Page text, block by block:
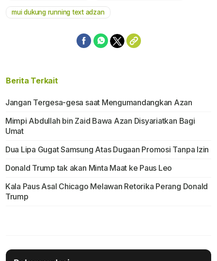
mui dukung running text adzan
Berita Terkait
Jangan Tergesa-gesa saat Mengumandangkan Azan
Mimpi Abdullah bin Zaid Bawa Azan Disyariatkan Bagi
Umat
Dua Lipa Gugat Samsung Atas Dugaan Promosi Tanpa Izin
Donald Trump tak akan Minta Maat ke Paus Leo
Kala Paus Asal Chicago Melawan Retorika Perang Donald
Trump